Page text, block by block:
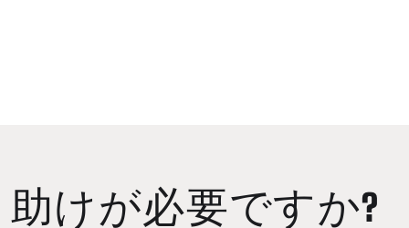
助けが必要ですか?